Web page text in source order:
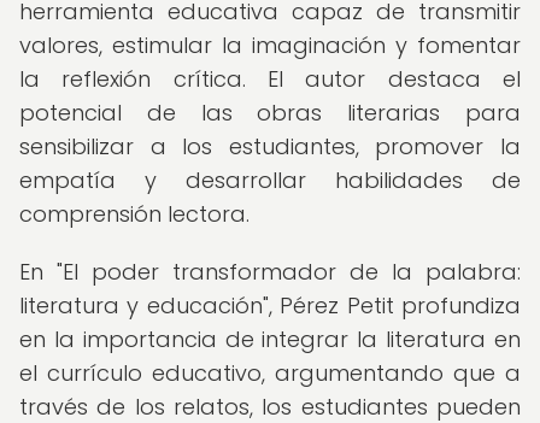
herramienta educativa capaz de transmitir
valores, estimular la imaginación y fomentar
la reflexión crítica. El autor destaca el
potencial de las obras literarias para
sensibilizar a los estudiantes, promover la
empatía y desarrollar habilidades de
comprensión lectora.
En "El poder transformador de la palabra:
literatura y educación", Pérez Petit profundiza
en la importancia de integrar la literatura en
el currículo educativo, argumentando que a
través de los relatos, los estudiantes pueden